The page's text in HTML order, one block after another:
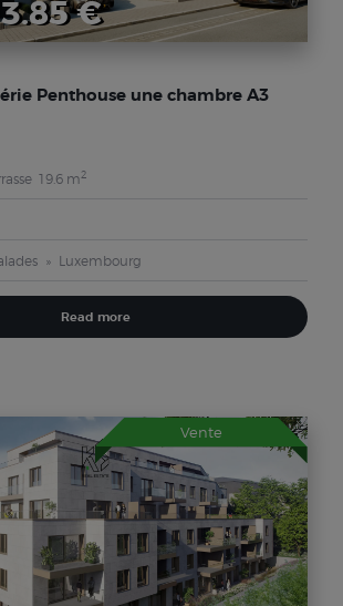
€
Penthouse une chambre A3
19.6 m2
Luxembourg
Read more
Vente